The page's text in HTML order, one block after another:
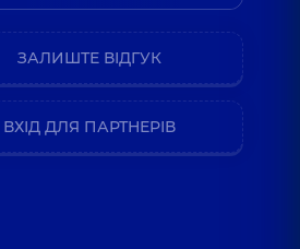
ЗАЛИШТЕ ВІДГУК
ВХІД ДЛЯ ПАРТНЕРІВ